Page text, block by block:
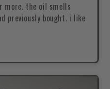
more. the oil smells
previously bought. i like